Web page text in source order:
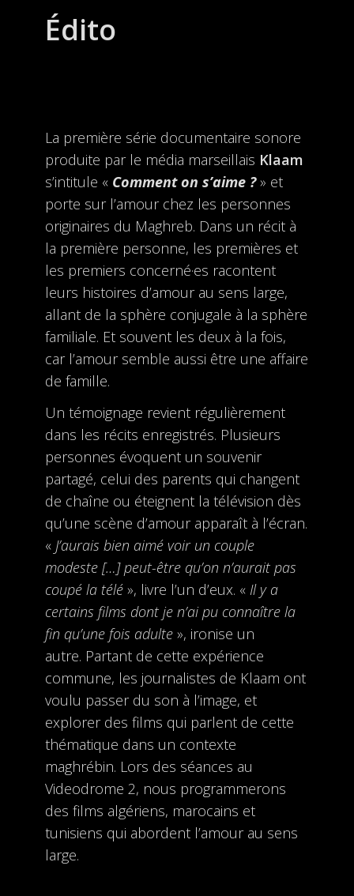
Édito
La première série documentaire sonore
produite par le média marseillais Klaam
s’intitule « Comment on s’aime ?» et
porte sur l’amour chez les personnes
originaires du Maghreb. Dans un récit à
la première personne, les premières et
les premiers concerné·es racontent
leurs histoires d’amour au sens large,
allant de la sphère conjugale à la sphère
familiale. Et souvent les deux à la fois,
car l’amour semble aussi être une affaire
de famille.
Un témoignage revient régulièrement
dans les récits enregistrés. Plusieurs
personnes évoquent un souvenir
partagé, celui des parents qui changent
de chaîne ou éteignent la télévision dès
qu’une scène d’amour apparaît à l’écran.
« J’aurais bien aimé voir un couple
modeste […] peut-être qu’on n’aurait pas
coupé la télé», livre l’un d’eux. « Il y a
certains films dont je n’ai pu connaître la
fin qu’une fois adulte», ironise un
autre. Partant de cette expérience
commune, les journalistes de Klaam ont
voulu passer du son à l’image, et
explorer des films qui parlent de cette
thématique dans un contexte
maghrébin. Lors des séances au
Videodrome 2, nous programmerons
des films algériens, marocains et
tunisiens qui abordent l’amour au sens
large.